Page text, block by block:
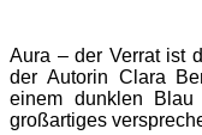
Aura – der Verrat ist
der Autorin Clara
einem dunklen
großartiges